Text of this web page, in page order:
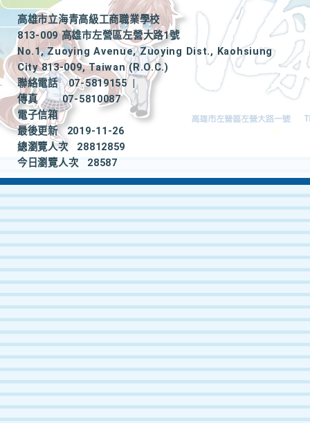
高雄市立海青高級工商職業學校
813-009 高雄市左營區左營大路1號
No.1, Zuoying Avenue, Zuoying Dist., Kaohsiung
City 813-009, Taiwan (R.O.C.)
聯絡電話
07-5819155
|
傳真
07-5810087
電子信箱
最後更新
2019-11-26
總瀏覽人次
28812859
今日瀏覽人次
28587